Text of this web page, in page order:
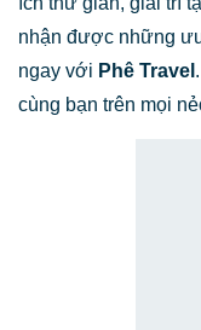
nhận được những
ngay với Phê Travel
cùng bạn trên mọi